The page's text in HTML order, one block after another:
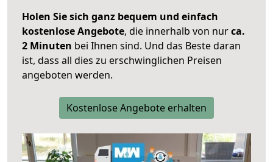
Holen Sie sich ganz bequem und einfach
kostenlose Angebote, die innerhalb von nurca.
2 Minuten bei Ihnen sind. Und das Beste daran
ist, dass all dies zu erschwinglichen Preisen
angeboten werden.
Kostenlose Angebote erhalten